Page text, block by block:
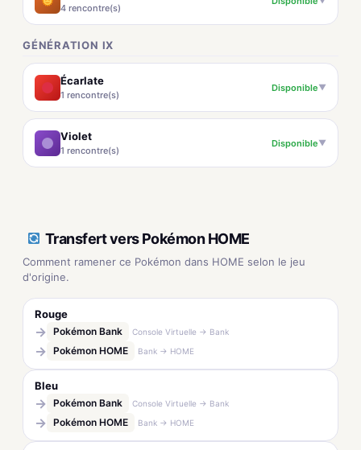
4 rencontre(s)
GÉNÉRATION IX
Écarlate
1 rencontre(s)
Disponible▼
Violet
1 rencontre(s)
Disponible▼
Transfert vers Pokémon HOME
Comment ramener ce Pokémon dans HOME selon le jeu
d'origine.
Rouge
→ Pokémon Bank Console Virtuelle → Bank
→ Pokémon HOME Bank → HOME
Bleu
→ Pokémon Bank Console Virtuelle → Bank
→ Pokémon HOME Bank → HOME